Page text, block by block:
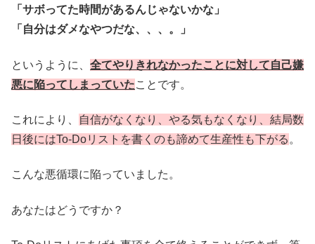
「サボってた時間があるんじゃないかな」
「自分はダメなやつだな、、、。」
というように、 全てやりきれなかったことに対して自己嫌
悪に陥ってしまっていたことです。
これにより、
自信がなくなり、やる気もなくなり、結局数
日後にはTo-Doリストを書くのも諦めて生産性も下がる 。
こんな悪循環に陥っていました。
あなたはどうですか？